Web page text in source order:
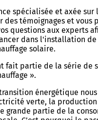
spécialisée et axée
des témoignages et vous
questions aux experts
dans l'installation
solaire.
fait partie de la série de
».
énergétique
verte, la
grande partie de la